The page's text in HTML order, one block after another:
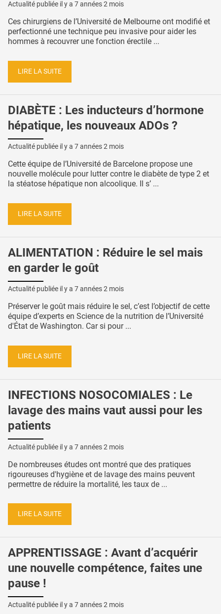
Actualité publiée il y a 7 années 2 mois
Ces chirurgiens de l’Université de Melbourne ont modifié et
perfectionné une technique peu invasive pour aider les
hommes à recouvrer une fonction érectile ...
LIRE LA SUITE
DIABÈTE : Les inducteurs d’hormone
hépatique, les nouveaux ADOs ?
Actualité publiée il y a 7 années 2 mois
Cette équipe de l’Université de Barcelone propose une
nouvelle molécule pour lutter contre le diabète de type 2 et
la stéatose hépatique non alcoolique. Il s’ ...
LIRE LA SUITE
ALIMENTATION : Réduire le sel mais
en garder le goût
Actualité publiée il y a 7 années 2 mois
Préserver le goût mais réduire le sel, c’est l’objectif de cette
équipe d’experts en Science de la nutrition de l’Université
d'État de Washington. Car si pour ...
LIRE LA SUITE
INFECTIONS NOSOCOMIALES : Le
lavage des mains vaut aussi pour les
patients
Actualité publiée il y a 7 années 2 mois
De nombreuses études ont montré que des pratiques
rigoureuses d'hygiène et de lavage des mains peuvent
permettre de réduire la mortalité, les taux de ...
LIRE LA SUITE
APPRENTISSAGE : Avant d’acquérir
une nouvelle compétence, faites une
pause !
Actualité publiée il y a 7 années 2 mois